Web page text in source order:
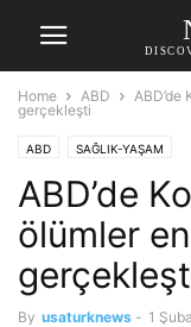
Home ABD
gerçekleşti
ABD SAĞLIK-YAŞAM
ABD’de
ölümler
By usaturknews - 1